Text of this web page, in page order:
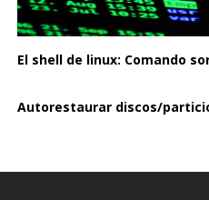
El shell de linux: Comando
Autorestaurar discos/